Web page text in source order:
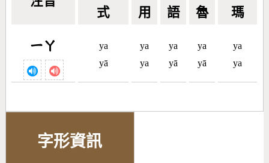
式 用 語 魯 瑪
ㄧㄚ
ya
yā
ya
ya
ya
yā
ya
yā
ya
ya
字形資訊